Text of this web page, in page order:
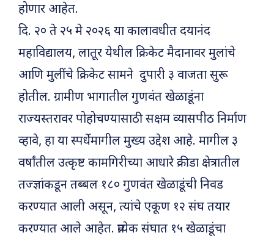
होणार आहेत.
दि. २० ते २५ मे २०२६ या कालावधीत दयानंद
महाविद्यालय, लातूर येथील क्रिकेट मैदानावर मुलांचे
आणि मुलींचे क्रिकेट सामने दुपारी ३ वाजता सुरू
होतील. ग्रामीण भागातील गुणवंत खेळाडूंना
राज्यस्तरावर पोहोचण्यासाठी सक्षम व्यासपीठ निर्माण
व्हावे, हा या स्पर्धेमागील मुख्य उद्देश आहे. मागील ३
वर्षांतील उत्कृष्ट कामगिरीच्या आधारे क्रीडा क्षेत्रातील
तज्ज्ञांकडून तब्बल १८० गुणवंत खेळाडूंची निवड
करण्यात आली असून, त्यांचे एकूण १२ संघ तयार
करण्यात आले आहेत. प्रत्येक संघात १५ खेळाडूंचा